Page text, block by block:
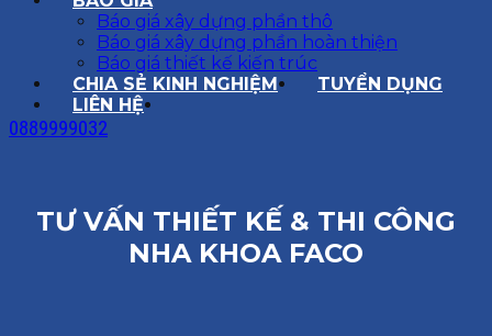
Báo giá xây dựng phần thô
Báo giá xây dựng phần hoàn thiện
Báo giá thiết kế kiến trúc
CHIA SẺ KINH NGHIỆM
TUYỂN DỤNG
LIÊN HỆ
0889999032
TƯ VẤN THIẾT KẾ & THI CÔNG
NHA KHOA FACO